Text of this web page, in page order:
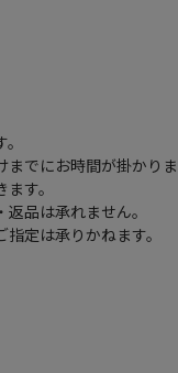
でにお時間が掛かり
す。
品は承れません。
定は承りかねます。